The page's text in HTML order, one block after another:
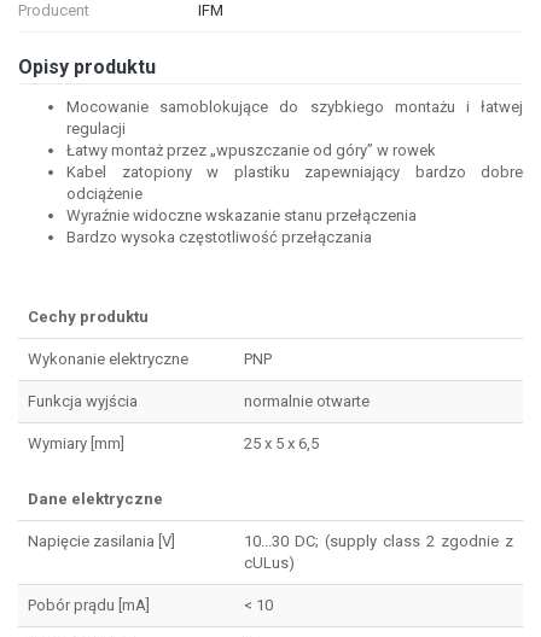
Producent IFM
Opisy produktu
Mocowanie samoblokujące do szybkiego montażu i łatwej
regulacji
Łatwy montaż przez „wpuszczanie od góry” w rowek
Kabel zatopiony w plastiku zapewniający bardzo dobre
odciążenie
Wyraźnie widoczne wskazanie stanu przełączenia
Bardzo wysoka częstotliwość przełączania
Cechy produktu
Wykonanie elektryczne PNP
Funkcja wyjścia normalnie otwarte
Wymiary [mm] 25 x 5 x 6,5
Dane elektryczne
Napięcie zasilania [V]
10...30 DC; (supply class 2 zgodnie z
cULus)
Pobór prądu [mA] < 10